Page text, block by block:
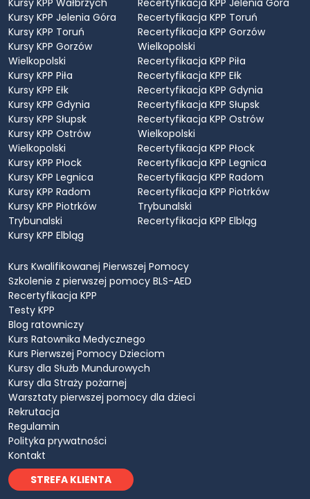
Kursy KPP Jelenia Góra
Kursy KPP Toruń
Kursy KPP Gorzów
Wielkopolski
Kursy KPP Piła
Kursy KPP Ełk
Kursy KPP Gdynia
Kursy KPP Słupsk
Kursy KPP Ostrów
Wielkopolski
Kursy KPP Płock
Kursy KPP Legnica
Kursy KPP Radom
Kursy KPP Piotrków
Trybunalski
Kursy KPP Elbląg
Recertyfikacja KPP Toruń
Recertyfikacja KPP Gorzów
Wielkopolski
Recertyfikacja KPP Piła
Recertyfikacja KPP Ełk
Recertyfikacja KPP Gdynia
Recertyfikacja KPP Słupsk
Recertyfikacja KPP Ostrów
Wielkopolski
Recertyfikacja KPP Płock
Recertyfikacja KPP Legnica
Recertyfikacja KPP Radom
Recertyfikacja KPP Piotrków
Trybunalski
Recertyfikacja KPP Elbląg
Kurs Kwalifikowanej Pierwszej Pomocy
Szkolenie z pierwszej pomocy BLS-AED
Recertyfikacja KPP
Testy KPP
Blog ratowniczy
Kurs Ratownika Medycznego
Kurs Pierwszej Pomocy Dzieciom
Kursy dla Służb Mundurowych
Kursy dla Straży pożarnej
Warsztaty pierwszej pomocy dla dzieci
Rekrutacja
Regulamin
Polityka prywatności
Kontakt
STREFA KLIENTA